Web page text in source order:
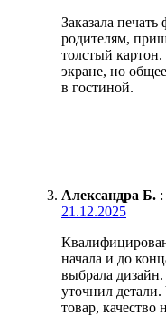
Заказала
родителям,
толстый
экране, но
в гостиной.
Александра Б. :
21.12.2025
начала и до
выбрала
уточнил
товар, качество